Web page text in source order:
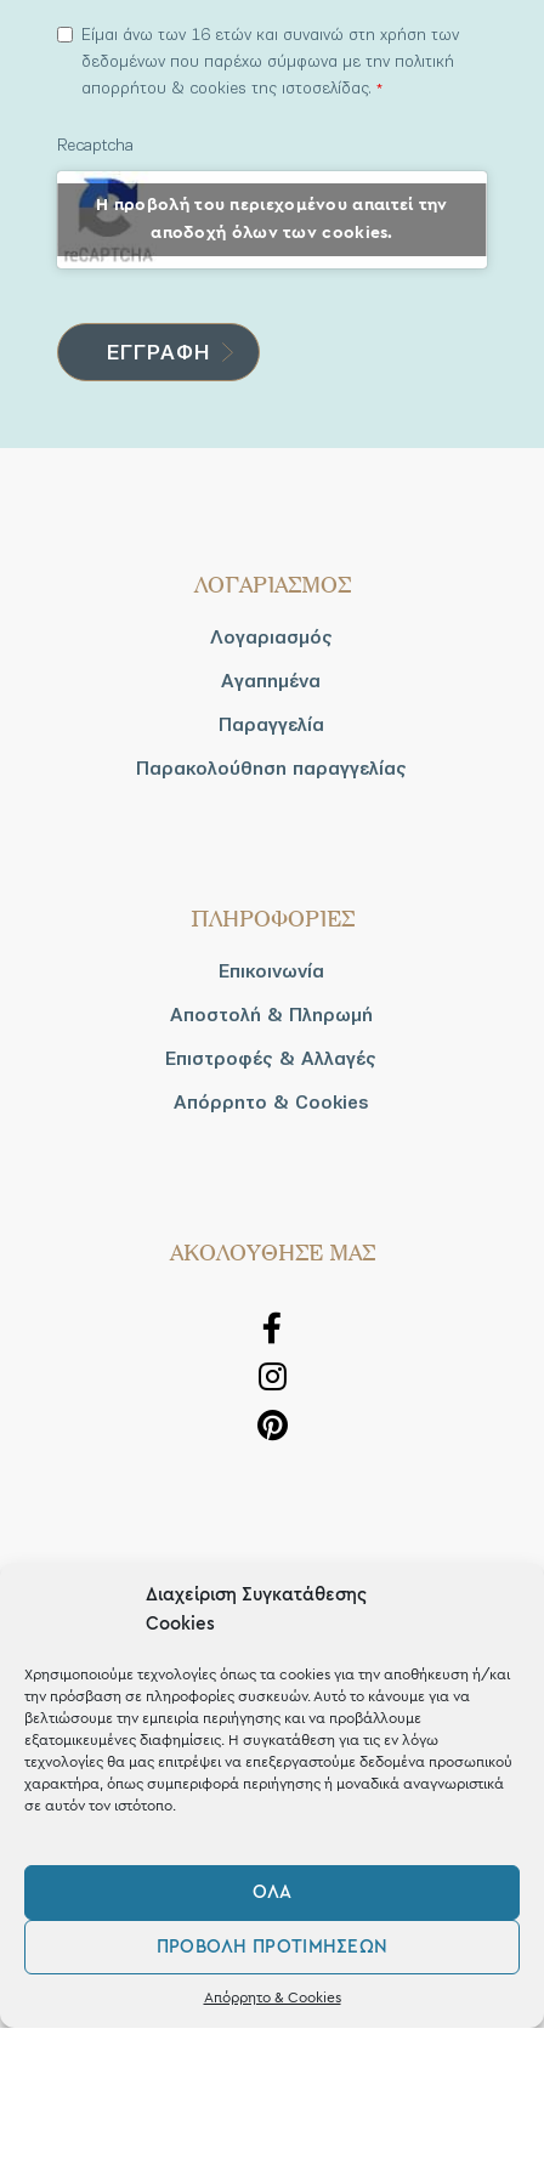
Διαχείριση Συγκατάθεσης
Cookies
Χρησιμοποιούμε τεχνολογίες όπως τα cookies για την αποθήκευση ή/και
την πρόσβαση σε πληροφορίες συσκευών. Αυτό το κάνουμε για να
βελτιώσουμε την εμπειρία περιήγησης και να προβάλλουμε
εξατομικευμένες διαφημίσεις. Η συγκατάθεση για τις εν λόγω
τεχνολογίες θα μας επιτρέψει να επεξεργαστούμε δεδομένα προσωπικού
χαρακτήρα, όπως συμπεριφορά περιήγησης ή μοναδικά αναγνωριστικά
σε αυτόν τον ιστότοπο.
ΌΛΑ
ΠΡΟΒΟΛΉ ΠΡΟΤΙΜΉΣΕΩΝ
Απόρρητο & Cookies
Είμαι άνω των 16 ετών και συναινώ στη χρήση των
δεδομένων που παρέχω σύμφωνα με την πολιτική
απορρήτου & cookies της ιστοσελίδας.*
Recaptcha
Η προβολή του περιεχομένου απαιτεί την
αποδοχή όλων των cookies.
ΛΟΓΑΡΙΑΣΜΟΣ
Λογαριασμός
Αγαπημένα
Παραγγελία
Παρακολούθηση παραγγελίας
ΠΛΗΡΟΦΟΡΙΕΣ
Επικοινωνία
Αποστολή & Πληρωμή
Επιστροφές & Αλλαγές
Απόρρητο & Cookies
AΚΟΛΟΥΘΗΣΕ ΜΑΣ
OUR RECIPE
Μέχρι 30€
Blog
Shop the look
ΚΑΤΑΣΤΗΜΑ
Σταθά 17, 38221 Βόλος
0